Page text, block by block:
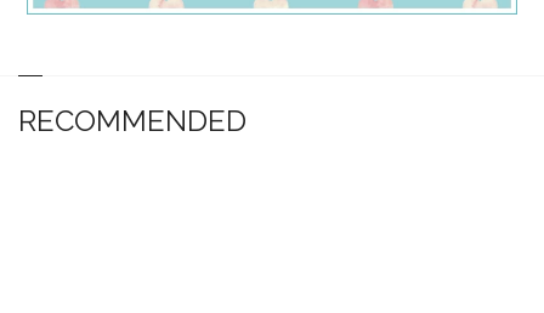
RECOMMENDED